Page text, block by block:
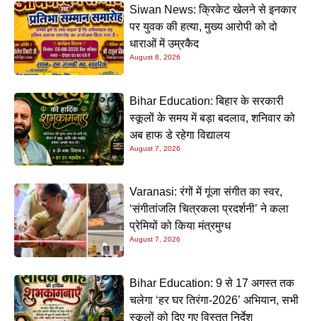
Siwan News: क्रिकेट खेलने से इनकार
पर युवक की हत्या, मुख्य आरोपी को दो
धाराओं में उम्रकैद
August 8, 2026
Bihar Education: बिहार के सरकारी
स्कूलों के समय में बड़ा बदलाव, शनिवार को
अब हाफ डे रहेगा विद्यालय
August 7, 2026
Varanasi: रंगों में गूंजा संगीत का स्वर,
‘संगीतांजलि चित्रकला प्रदर्शनी’ ने कला
प्रेमियों को किया मंत्रमुग्ध
August 7, 2026
Bihar Education: 9 से 17 अगस्त तक
चलेगा ‘हर घर तिरंगा-2026’ अभियान, सभी
स्कूलों को दिए गए विस्तृत निर्देश